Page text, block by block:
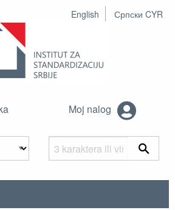
English Српски CYR
Moj nalog